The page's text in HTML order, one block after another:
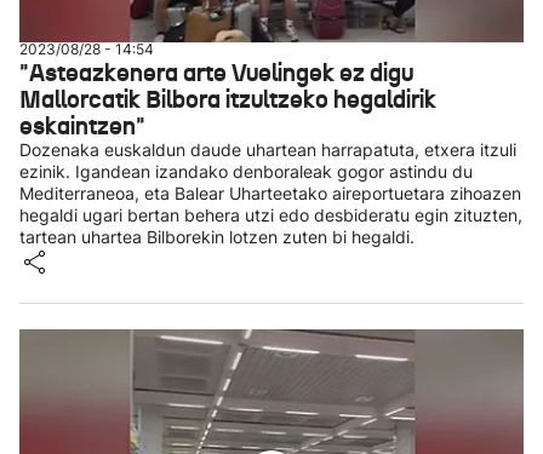
2023/08/28 - 14:54
"Asteazkenera arte Vuelingek ez digu
Mallorcatik Bilbora itzultzeko hegaldirik
eskaintzen"
Dozenaka euskaldun daude uhartean harrapatuta, etxera itzuli
ezinik. Igandean izandako denboraleak gogor astindu du
Mediterraneoa, eta Balear Uharteetako aireportuetara zihoazen
hegaldi ugari bertan behera utzi edo desbideratu egin zituzten,
tartean uhartea Bilborekin lotzen zuten bi hegaldi.